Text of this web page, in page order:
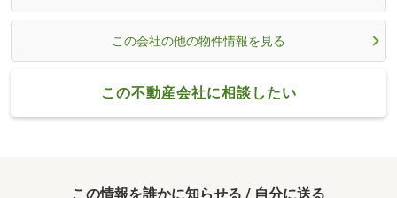
この会社の他の物件情報を見る
この不動産会社に相談したい
この情報を誰かに知らせる / 自分に送る